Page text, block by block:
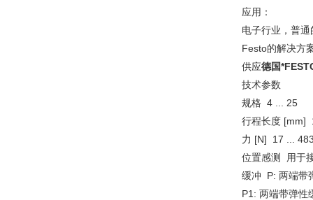
应用：
电子行业，普
Festo的解决方
供应德国
技术参数
规格 4 ... 25
行程长度 [mm]
力 [N] 17 ...
位置感测 用于
缓冲 P: 两端带
P1: 两端带弹性